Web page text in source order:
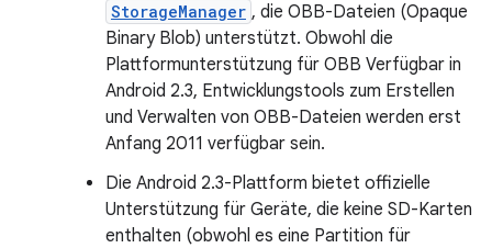
StorageManager , die OBB-Dateien (Opaque
Binary Blob) unterstützt. Obwohl die
Plattformunterstützung für OBB Verfügbar in
Android 2.3, Entwicklungstools zum Erstellen
und Verwalten von OBB-Dateien werden erst
Anfang 2011 verfügbar sein.
Die Android 2.3-Plattform bietet offizielle
Unterstützung für Geräte, die keine SD-Karten
enthalten (obwohl es eine Partition für